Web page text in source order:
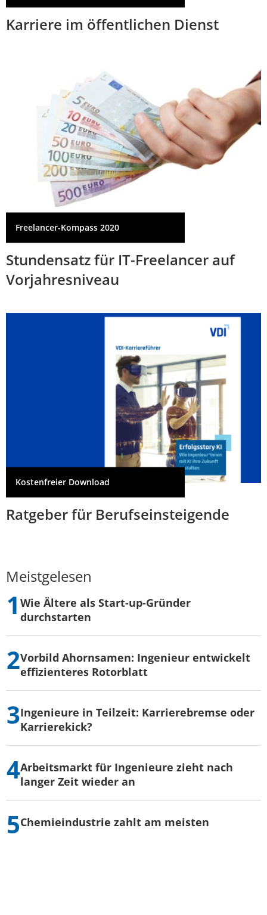
Karriere im öffentlichen Dienst
Freelancer-Kompass 2020
Stundensatz für IT-Freelancer auf
Vorjahresniveau
Kostenfreier Download
Ratgeber für Berufseinsteigende
Meistgelesen
Wie Ältere als Start-up-Gründer
durchstarten
Vorbild Ahornsamen: Ingenieur entwickelt
effizienteres Rotorblatt
Ingenieure in Teilzeit: Karrierebremse oder
Karrierekick?
Arbeitsmarkt für Ingenieure zieht nach
langer Zeit wieder an
Chemieindustrie zahlt am meisten